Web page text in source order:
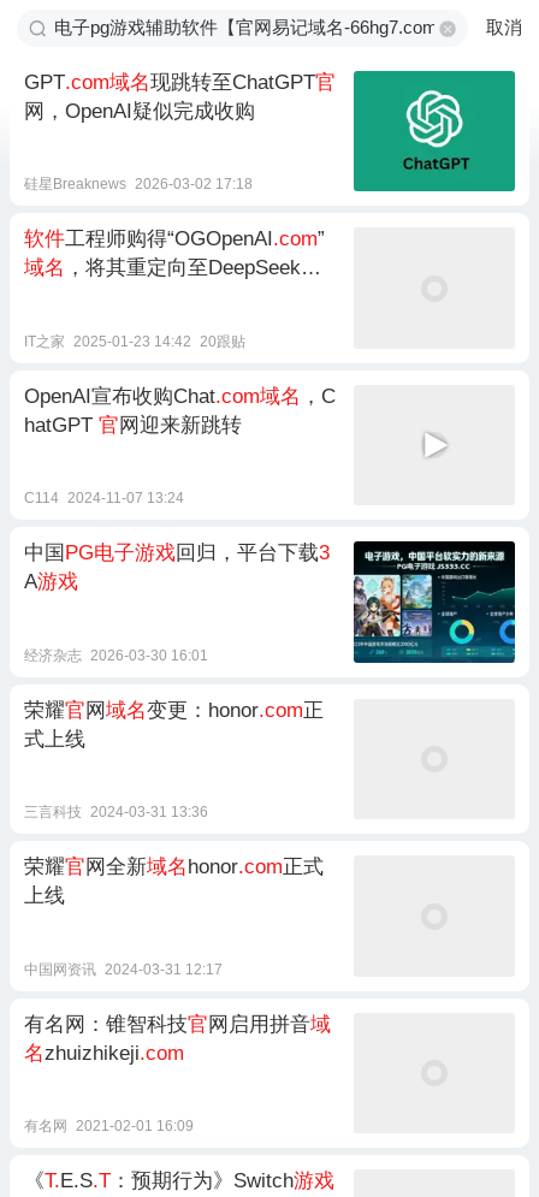
取消
GPT.com域名现跳转至ChatGPT官
网，OpenAI疑似完成收购
硅星Breaknews 2026-03-02 17:18
软件工程师购得“OGOpenAI .com”
域名 ，将其重定向至DeepSeek官
IT之家 2025-01-23 14:42 20跟贴
OpenAI宣布收购Chat.com域名 ，C
hatGPT 官网迎来新跳转
C114 2024-11-07 13:24
中国 PG电子游戏回归，平台下载3
A游戏
经济杂志 2026-03-30 16:01
荣耀官网域名变更：honor.com正
式上线
三言科技 2024-03-31 13:36
荣耀官网全新域名 honor.com 正式
上线
中国网资讯 2024-03-31 12:17
有名网：锥智科技官网启用拼音域
名zhuizhikeji.com
有名网 2021-02-01 16:09
《T. E.S.T ：预期行为》Switch游戏